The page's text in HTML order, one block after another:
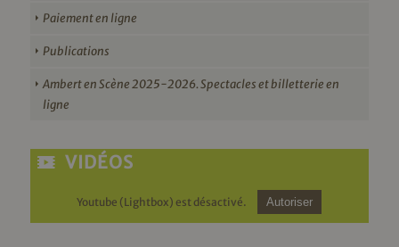
Paiement en ligne
Publications
Ambert en Scène 2025-2026. Spectacles et billetterie en
ligne
VIDÉOS
Youtube (Lightbox) est désactivé. Autoriser